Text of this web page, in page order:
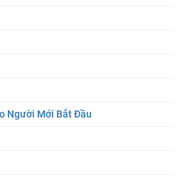
Người Mới Bắt Đầu